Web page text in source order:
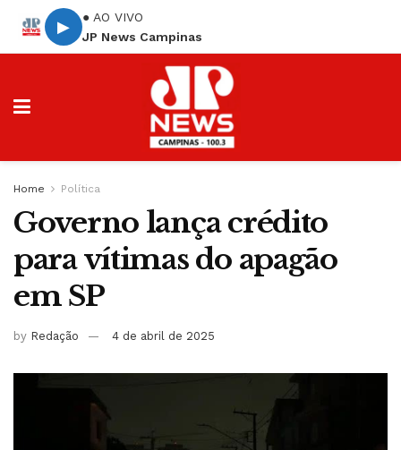
▶
● AO VIVO
JP News Campinas
Home Política
Governo lança crédito
para vítimas do apagão
em SP
by Redação 4 de abril de 2025